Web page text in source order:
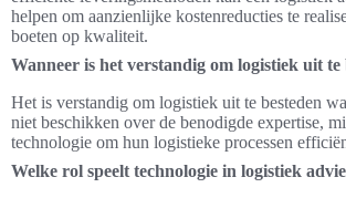
helpen om aanzienlijke kostenreducties te
boeten op kwaliteit.
Wanneer is het verstandig om logistiek uit te
Het is verstandig om logistiek uit te besteden
niet beschikken over de benodigde expertise,
technologie om hun logistieke processen
Welke rol speelt technologie in logistiek